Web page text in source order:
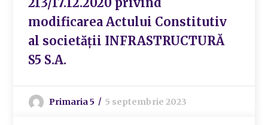
modificarea Actului Constitutiv
al societății INFRASTRUCTURĂ
S5 S.A.
Primaria 5 5 septembrie 2023